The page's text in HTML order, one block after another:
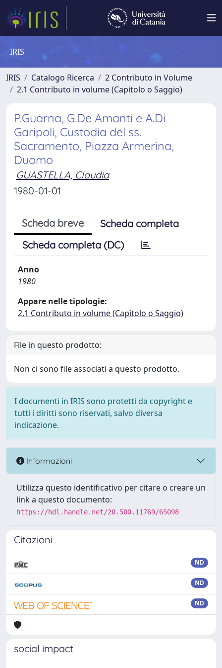
IRIS
IRIS Catalogo Ricerca
2 Contributo in Volume
2.1 Contributo in volume (Capitolo o Saggio)
P.Guarna, G.De Amanti e A.Di
Garipoli, Custodia del ss.
Sacramento, Piazza Armerina,
Duomo
GUASTELLA, Claudia
1980-01-01
Scheda breve
Scheda completa
Scheda completa (DC)
Anno
1980
Appare nelle tipologie:
2.1 Contributo in volume (Capitolo o Saggio)
File in questo prodotto:
Non ci sono file associati a questo prodotto.
I documenti in IRIS sono protetti da copyright e
tutti i diritti sono riservati, salvo diversa
indicazione.
Informazioni
Utilizza questo identificativo per citare o creare un
link a questo documento:
https://hdl.handle.net/20.500.11769/65098
Citazioni
ND
ND
ND
social impact